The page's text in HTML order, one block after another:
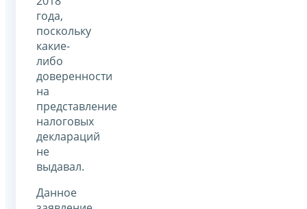
года,
поскольку
какие-
либо
доверенности
на
представление
налоговых
деклараций
не
выдавал.
Данное